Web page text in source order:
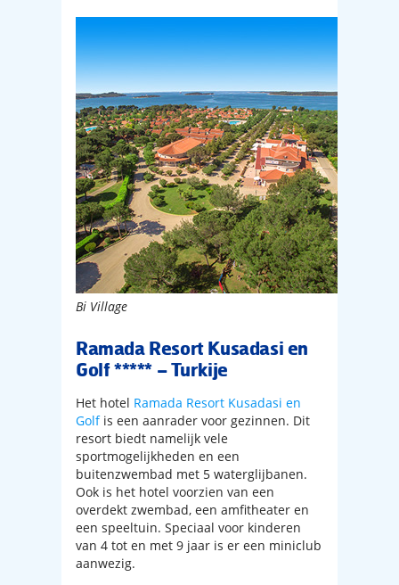
Bi Village
Ramada Resort Kusadasi en
Golf ***** – Turkije
Het hotel Ramada Resort Kusadasi en
Golf is een aanrader voor gezinnen. Dit
resort biedt namelijk vele
sportmogelijkheden en een
buitenzwembad met 5 waterglijbanen.
Ook is het hotel voorzien van een
overdekt zwembad, een amfitheater en
een speeltuin. Speciaal voor kinderen
van 4 tot en met 9 jaar is er een miniclub
aanwezig.